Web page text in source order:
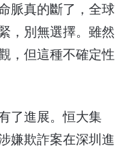
脈真的斷了，全球
，別無選擇。雖然
，但這種不確定性
了進展。恒大集
嫌欺詐案在深圳進